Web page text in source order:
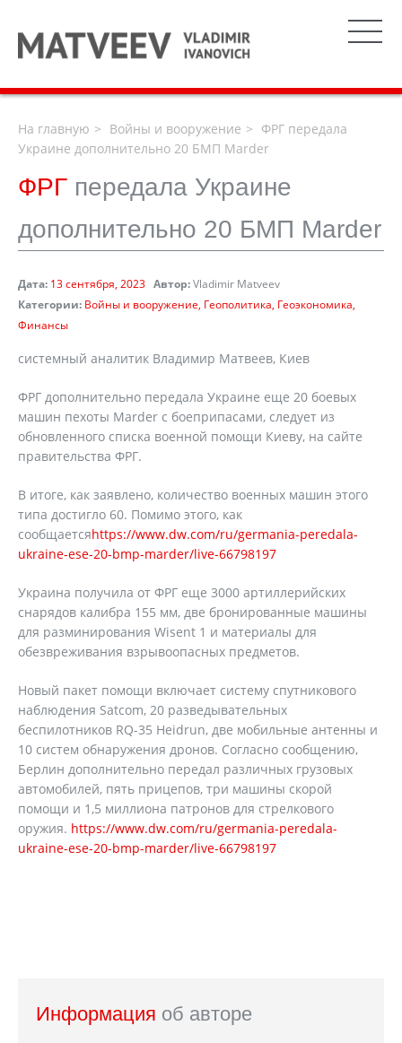
На главную Войны и вооружение
ФРГ передала
Украине дополнительно 20 БМП Marder
ФРГ передала Украине
дополнительно 20 БМП Marder
Дата: 13 сентября, 2023 Автор:Vladimir Matveev
Категории: Войны и вооружение Геополитика Геоэкономика
Финансы
системный аналитик Владимир Матвеев, Киев
ФРГ дополнительно передала Украине еще 20 боевых
машин пехоты Marder с боеприпасами, следует из
обновленного списка военной помощи Киеву, на сайте
правительства ФРГ.
В итоге, как заявлено, количество военных машин этого
типа достигло 60. Помимо этого, как
сообщаетсяhttps://www.dw.com/ru/germania-peredala-
ukraine-ese-20-bmp-marder/live-66798197
Украина получила от ФРГ еще 3000 артиллерийских
снарядов калибра 155 мм, две бронированные машины
для разминирования Wisent 1 и материалы для
обезвреживания взрывоопасных предметов.
Новый пакет помощи включает систему спутникового
наблюдения Satcom, 20 разведывательных
беспилотников RQ-35 Heidrun, две мобильные антенны и
10 систем обнаружения дронов. Согласно сообщению,
Берлин дополнительно передал различных грузовых
автомобилей, пять прицепов, три машины скорой
помощи и 1,5 миллиона патронов для стрелкового
оружия. https://www.dw.com/ru/germania-peredala-
ukraine-ese-20-bmp-marder/live-66798197
Информация об авторе